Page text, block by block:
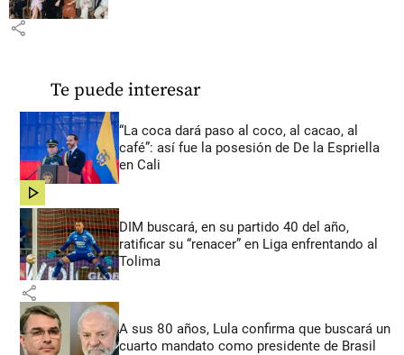
share
Te puede interesar
“La coca dará paso al coco, al cacao, al
café”: así fue la posesión de De la Espriella
en Cali
share
DIM buscará, en su partido 40 del año,
ratificar su “renacer” en Liga enfrentando al
Tolima
share
A sus 80 años, Lula confirma que buscará un
cuarto mandato como presidente de Brasil